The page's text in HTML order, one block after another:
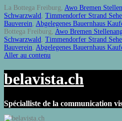
La Bottega Freiburg, Awo Bremen
Schwarzwald, Timmendorfer Strand
Bauverein, Abgelegenes Bauernhaus
Bottega Freiburg, Awo Bremen
Schwarzwald, Timmendorfer Strand
Bauverein, Abgelegenes Bauernhaus
Aller au contenu
belavista.ch
Spécialliste de la communication